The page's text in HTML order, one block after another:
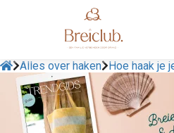
Alles over haken Hoe haak je